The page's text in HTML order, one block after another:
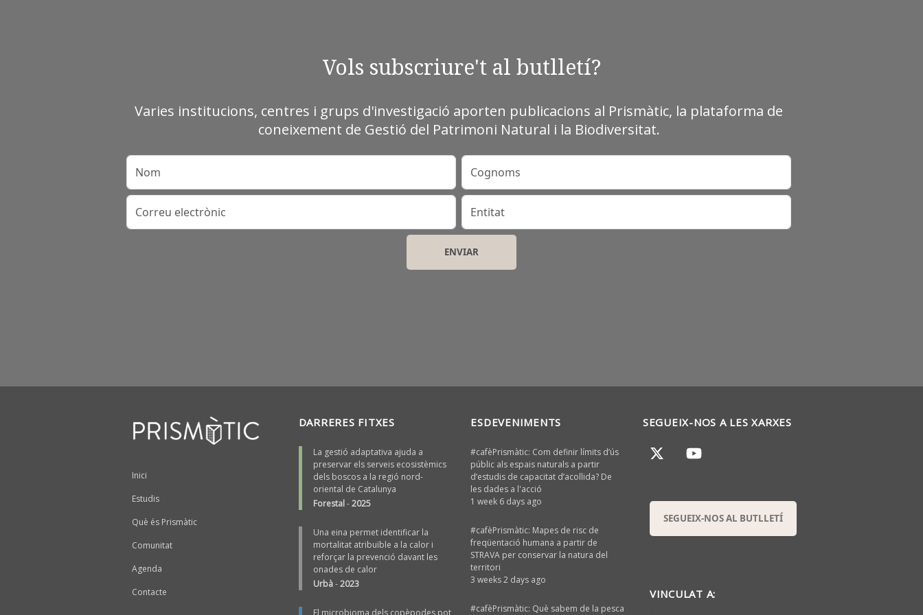
Vols subscriure't al butlletí?
Varies institucions, centres i grups d'investigació aporten publicacions al Prismàtic, la plataforma de
coneixement de Gestió del Patrimoni Natural i la Biodiversitat.
Nom Cognoms
Correu electrònic Entitat
Peu
Inici
Estudis
Què és Prismàtic
Comunitat
Agenda
Contacte
DARRERES FITXES
La gestió adaptativa ajuda a
preservar els serveis ecosistèmics
dels boscos a la regió nord-
oriental de Catalunya
Forestal-2025
Una eina permet identificar la
mortalitat atribuïble a la calor i
reforçar la prevenció davant les
onades de calor
Urbà-2023
ESDEVENIMENTS
#cafèPrismàtic: Com definir límits d’ús
públic als espais naturals a partir
d’estudis de capacitat d’acollida? De
les dades a l'acció
1 week 6 days ago
#cafèPrismàtic: Mapes de risc de
freqüentació humana a partir de
STRAVA per conservar la natura del
territori
3 weeks 2 days ago
#cafèPrismàtic: Què sabem de la pesca
SEGUEIX-NOS A LES XARXES
SEGUEIX-NOS AL BUTLLETÍ
VINCULAT A: